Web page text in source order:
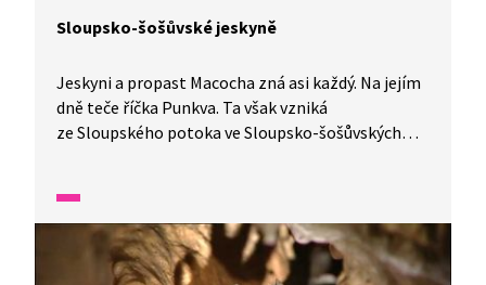
Sloupsko-šošůvské jeskyně
Jeskyni a propast Macocha zná asi každý. Na jejím
dně teče říčka Punkva. Ta však vzniká
ze Sloupského potoka ve Sloupsko-šošůvských
republice.